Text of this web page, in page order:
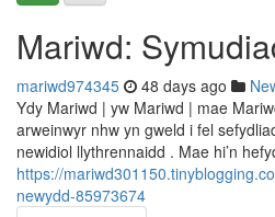
Mariwd:
mariwd974345 48 days ago
Ydy Mariwd | yw Mariwd | mae
arweinwyr nhw yn gweld i fel
newidiol llythrennaidd . Mae hi’n
https://
newydd-85973674